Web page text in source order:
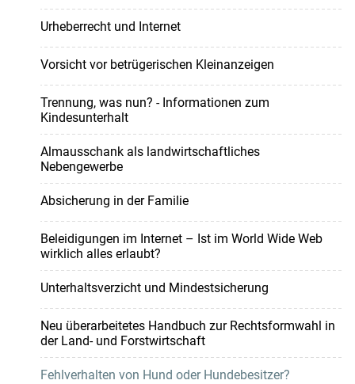
Urheberrecht und Internet
Vorsicht vor betrügerischen Kleinanzeigen
Trennung, was nun? - Informationen zum
Kindesunterhalt
Almausschank als landwirtschaftliches
Nebengewerbe
Absicherung in der Familie
Beleidigungen im Internet – Ist im World Wide Web
wirklich alles erlaubt?
Unterhaltsverzicht und Mindestsicherung
Neu überarbeitetes Handbuch zur Rechtsformwahl in
der Land- und Forstwirtschaft
Fehlverhalten von Hund oder Hundebesitzer?